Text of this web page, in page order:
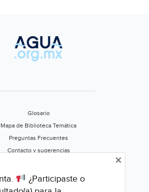
Glosario
Mapa de Biblioteca Temática
Preguntas Frecuentes
Contacto y sugerencias
Califica este portal
¿Participaste o
×